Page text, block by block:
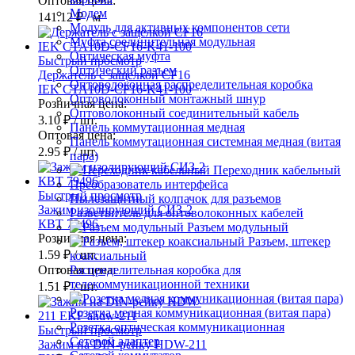
Модем
Модуль для активных компонентов сети
Муфта соединительная модульная
Оптическая муфта
Оптический разъем
Оптоволоконная распределительная коробка
Оптоволоконный монтажный шнур
Оптоволоконный соединительный кабель
Панель коммутационная медная
Панель коммутационная системная медная (витая
пара)
Переходник кабельный
Преобразователь интерфейса
Пылезащитный колпачок для разъемов
Разветвитель для оптоволоконных кабелей
Разъем модульный
Разъем, штекер
коаксиальный
Распределительная коробка для
телекоммуникационной техники
Розетка медная коммуникационная (витая пара)
Розетка оптическая коммуникационная
Сетевой адаптер
141.12 ₽/ м
Быстрый просмотр
Держатель с защелкой CF16
IEK CTA10D-CF16-K41-100
Розничная цена:
3.10 ₽/ шт.
Оптовая цена:
2.95 ₽/ шт.
Быстрый просмотр
Зажим изолирующий СИЗ-2
КВТ 79496
Розничная цена:
1.59 ₽/ шт.
Оптовая цена:
1.51 ₽/ шт.
Быстрый просмотр
Зажим на DIN-рейку HDW-211